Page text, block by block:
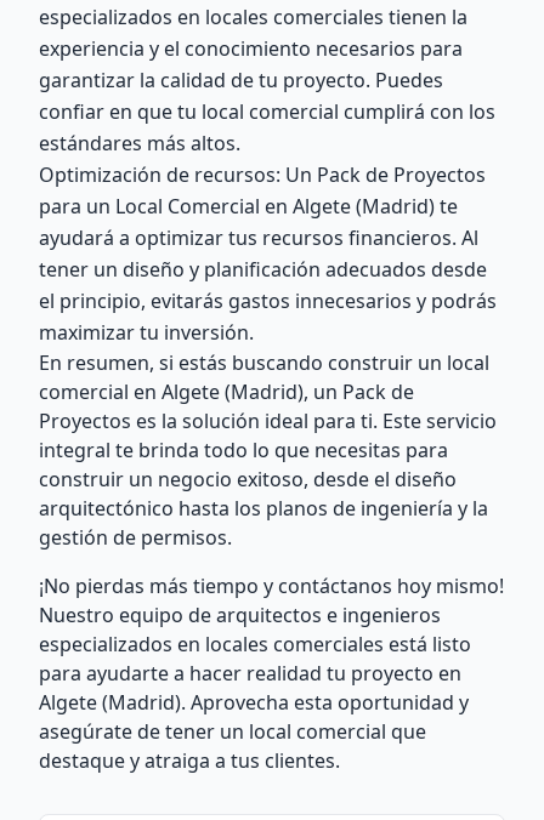
especializados en locales comerciales tienen la
experiencia y el conocimiento necesarios para
garantizar la calidad de tu proyecto. Puedes
confiar en que tu local comercial cumplirá con los
estándares más altos.
Optimización de recursos: Un Pack de Proyectos
para un Local Comercial en Algete (Madrid) te
ayudará a optimizar tus recursos financieros. Al
tener un diseño y planificación adecuados desde
el principio, evitarás gastos innecesarios y podrás
maximizar tu inversión.
En resumen, si estás buscando construir un local
comercial en Algete (Madrid), un Pack de
Proyectos es la solución ideal para ti. Este servicio
integral te brinda todo lo que necesitas para
construir un negocio exitoso, desde el diseño
arquitectónico hasta los planos de ingeniería y la
gestión de permisos.
¡No pierdas más tiempo y contáctanos hoy mismo!
Nuestro equipo de arquitectos e ingenieros
especializados en locales comerciales está listo
para ayudarte a hacer realidad tu proyecto en
Algete (Madrid). Aprovecha esta oportunidad y
asegúrate de tener un local comercial que
destaque y atraiga a tus clientes.